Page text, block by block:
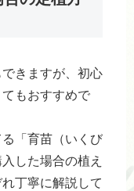
きますが、初心
もおすすめで
「育苗（いくび
した場合の植え
丁寧に解説して